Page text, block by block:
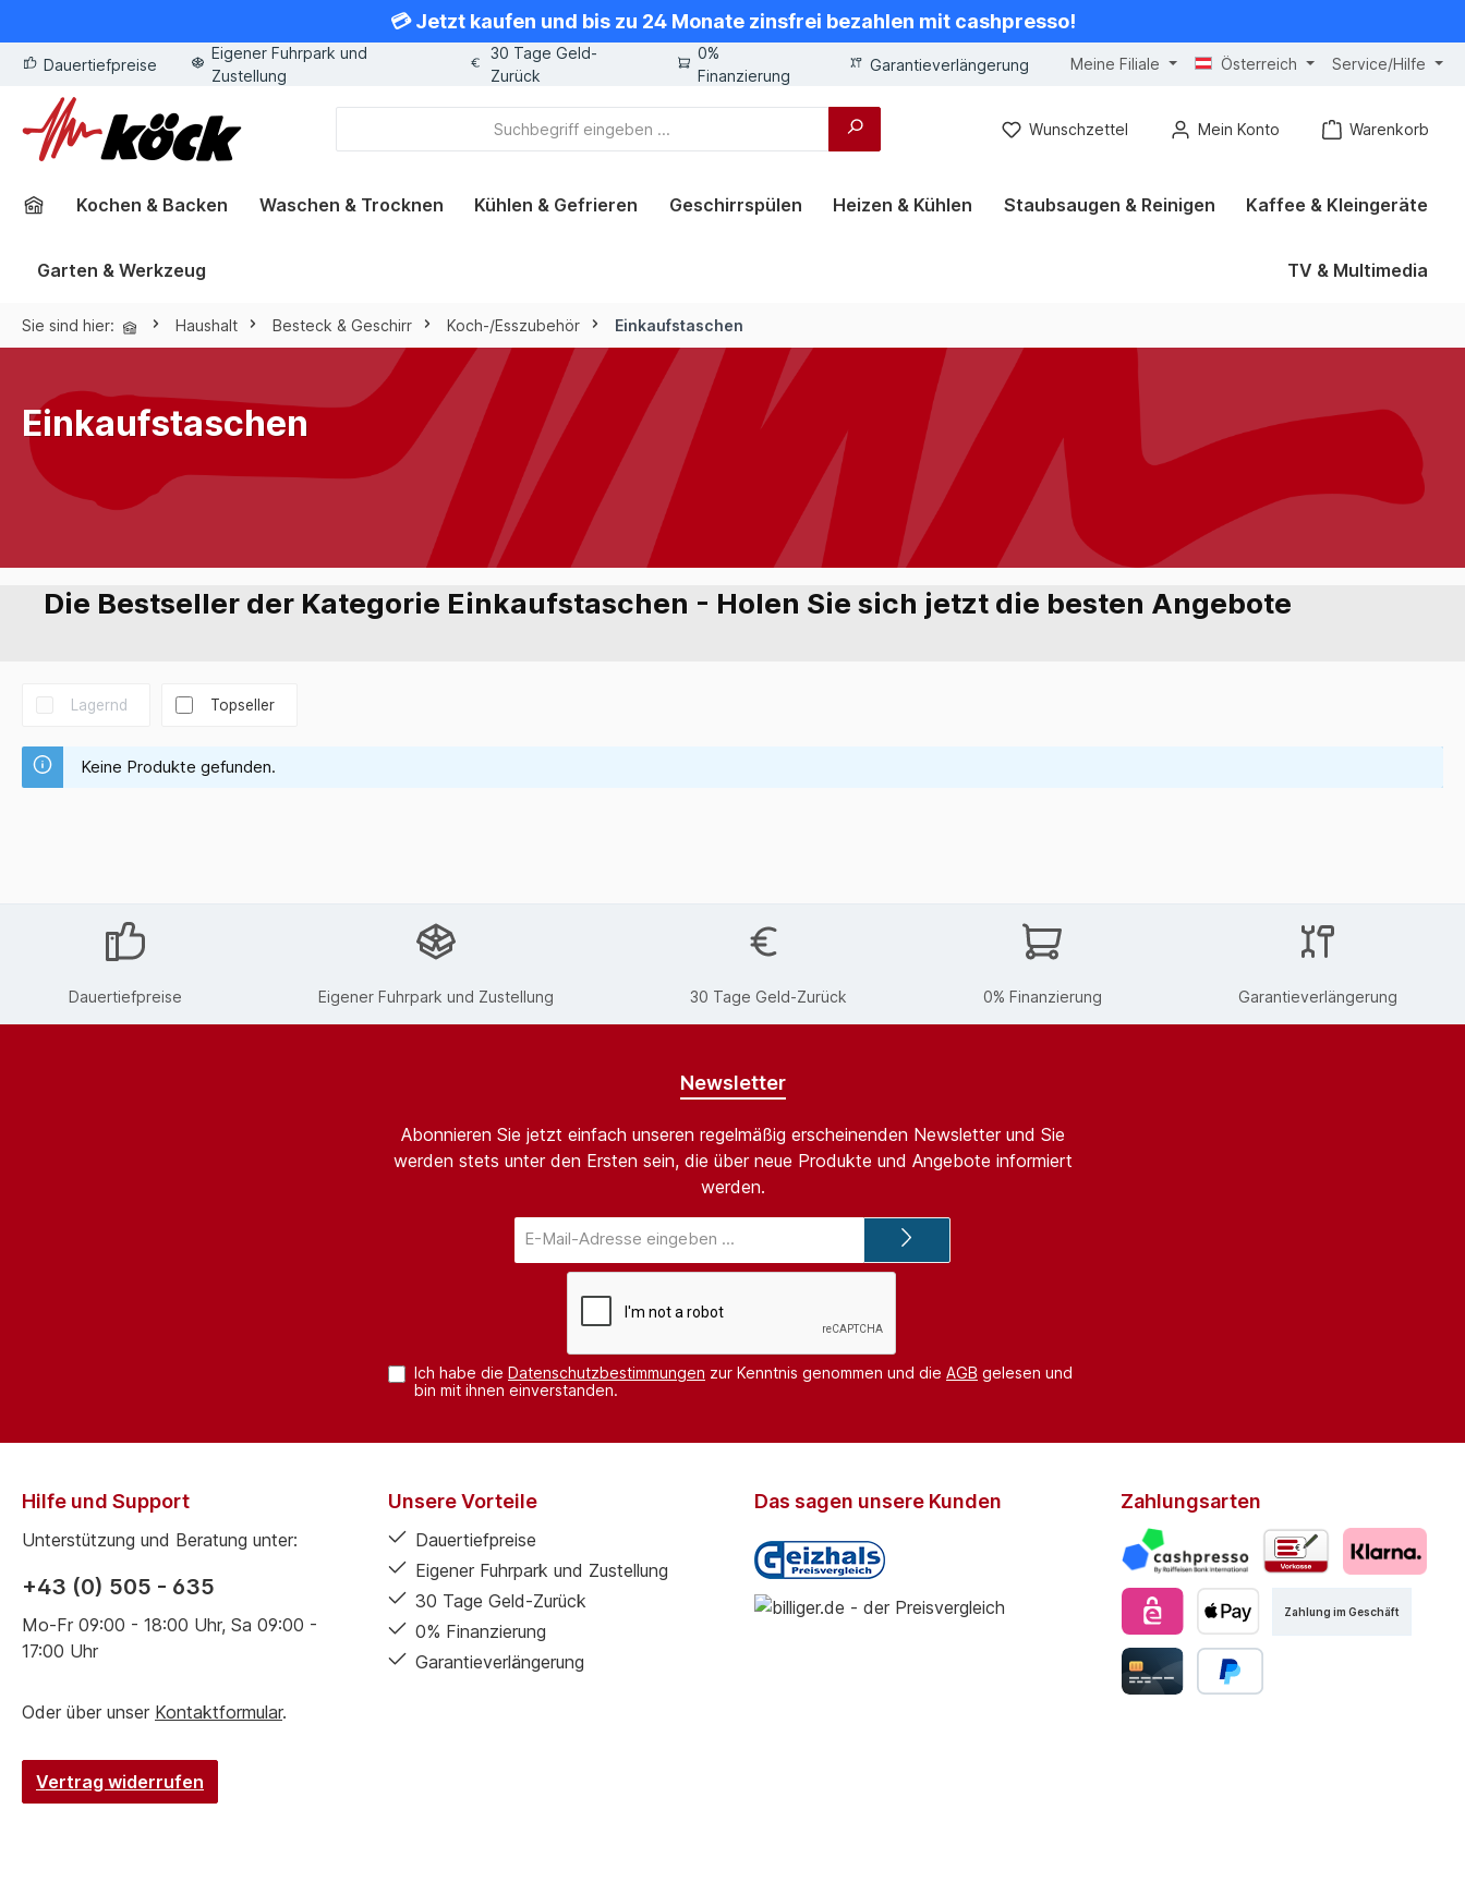
💳 Jetzt kaufen und bis zu 24 Monate zinsfrei bezahlen mit cashpresso!
Dauertiefpreise
Eigener Fuhrpark und
Zustellung
30 Tage Geld-
Zurück
0%
Finanzierung
Garantieverlängerung Meine Filiale Österreich Service/Hilfe
Wunschzettel Mein Konto Warenkorb
Kochen & Backen Waschen & Trocknen Kühlen & Gefrieren Geschirrspülen Heizen & Kühlen Staubsaugen & Reinigen Kaffee & Kleingeräte
Garten & Werkzeug TV & Multimedia
Sie sind hier: Haushalt Besteck & Geschirr Koch-/Esszubehör Einkaufstaschen
Einkaufstaschen
Die Bestseller der Kategorie Einkaufstaschen - Holen Sie sich jetzt die besten Angebote
Lagernd Topseller
Keine Produkte gefunden.
Dauertiefpreise Eigener Fuhrpark und Zustellung 30 Tage Geld-Zurück 0% Finanzierung Garantieverlängerung
Newsletter
Abonnieren Sie jetzt einfach unseren regelmäßig erscheinenden Newsletter und Sie
werden stets unter den Ersten sein, die über neue Produkte und Angebote informiert
werden.
Mail-
Adresse*
Ich habe die Datenschutzbestimmungen zur Kenntnis genommen und die AGB gelesen und
bin mit ihnen einverstanden.
Hilfe und Support
Unterstützung und Beratung unter:
+43 (0) 505 - 635
Mo-Fr 09:00 - 18:00 Uhr, Sa 09:00 -
17:00 Uhr
Oder über unser Kontaktformular.
Vertrag widerrufen
Unsere Vorteile
Dauertiefpreise
Eigener Fuhrpark und Zustellung
30 Tage Geld-Zurück
0% Finanzierung
Garantieverlängerung
Das sagen unsere Kunden Zahlungsarten
Zahlung im Geschäft